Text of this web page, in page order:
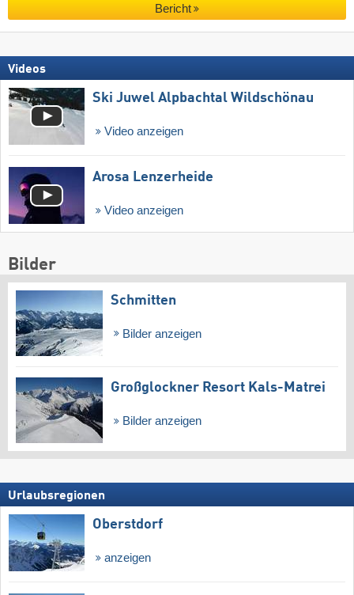
Bericht
Videos
Ski Juwel Alpbachtal Wildschönau
Video anzeigen
Arosa Lenzerheide
Video anzeigen
Bilder
Schmitten
Bilder anzeigen
Großglockner Resort Kals-Matrei
Bilder anzeigen
Urlaubsregionen
Oberstdorf
anzeigen